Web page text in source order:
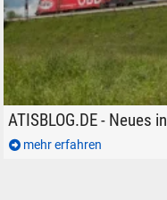
ATISBLOG.DE Neues in
ATISBLOG.DE - Neues
mehr erfahren